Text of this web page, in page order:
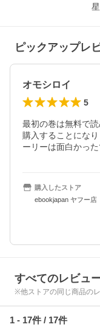
星
ピックアップレ
オモシロイ
5
最初の巻は無料で
購入することにな
ーリーは面白かった
購入したストア
ebookjapan ヤフー店
すべてのレビュ
※他ストアの同じ商品の
1 - 17件 / 17件